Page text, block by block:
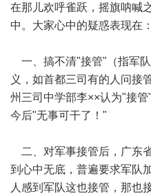
在那儿欢呼雀跃，摇旗呐喊
中。大家心中的疑惑表现在：
一、搞不清"接管"（指军
义，如首都三司有的人问接
州三司中学部李××认为"接
今后"无事可干了！"
二、对军事接管后，广东
到心中无底，普遍要求军队
人感到军队这也接管，那也